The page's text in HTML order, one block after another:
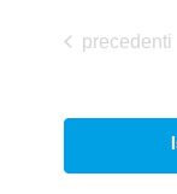
Eventi
precedenti